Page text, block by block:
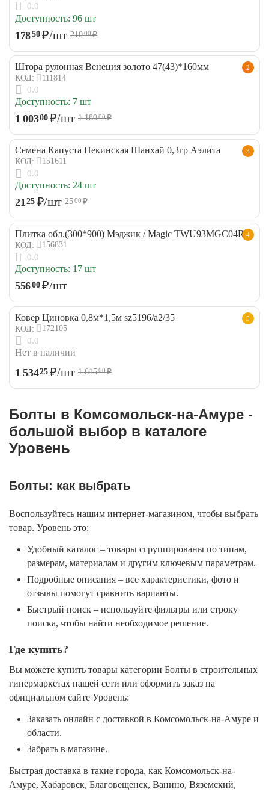
0.0
Доступность: 96 шт
17850 ₽/шт 210 00 ₽
2
Штора рулонная Венеция золото 47(43)*160мм
КОД: 111814
0.0
Доступность: 7 шт
1 00300 ₽/шт 1 18000₽
3
Семена Капуста Пекинская Шанхай 0,3гр Аэлита
КОД: 151611
0.0
Доступность: 24 шт
2125 ₽/шт 2500₽
4
Плитка обл.(300*900) Мэджик / Magic TWU93MGC04R
КОД: 156831
0.0
Доступность: 17 шт
55600 ₽/шт
5
Ковёр Циновка 0,8м*1,5м sz5196/a2/35
КОД: 172105
0.0
Нет в наличии
1 53425 ₽/шт 1 61500₽
Болты в Комсомольск-на-Амуре -
большой выбор в каталоге
Уровень
Болты: как выбрать
Воспользуйтесь нашим интернет-магазином, чтобы выбрать
товар. Уровень это:
Удобный каталог – товары сгруппированы по типам,
размерам, материалам и другим ключевым параметрам.
Подробные описания – все характеристики, фото и
отзывы помогут сравнить варианты.
Быстрый поиск – используйте фильтры или строку
поиска, чтобы найти необходимое решение.
Где купить?
Вы можете купить товары категории Болты в строительных
гипермаркетах нашей сети или оформить заказ на
официальном сайте Уровень:
Заказать онлайн с доставкой в Комсомольск-на-Амуре и
области.
Забрать в магазине.
Быстрая доставка в такие города, как Комсомольск-на-
Амуре, Хабаровск, Благовещенск, Ванино, Вяземский,